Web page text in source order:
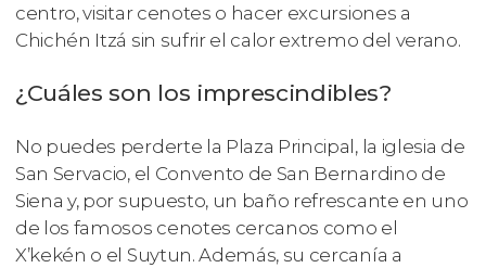
centro, visitar cenotes o hacer excursiones a
Chichén Itzá sin sufrir el calor extremo del verano.
¿Cuáles son los imprescindibles?
No puedes perderte la Plaza Principal, la iglesia de
San Servacio, el Convento de San Bernardino de
Siena y, por supuesto, un baño refrescante en uno
de los famosos cenotes cercanos como el
X’kekén o el Suytun. Además, su cercanía a